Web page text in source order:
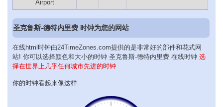
Airport
圣克鲁斯-德特内里费 时钟为您的网站
在线html时钟由24TimeZones.com提供的是非常好的部件和花式网
站! 你可以选择颜色和大小的时钟 圣克鲁斯-德特内里费 在线时钟 选
择在世界上几乎任何城市先进的时钟
你的时钟看起来像这样: